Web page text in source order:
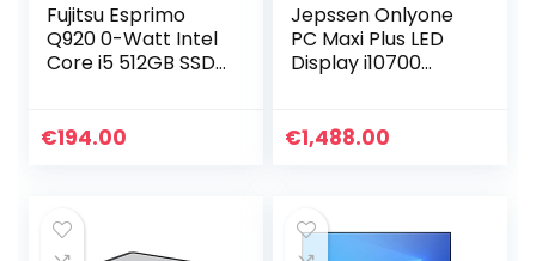
Fujitsu Esprimo
Q920 0-Watt Intel
Core i5 512GB SSD
geheugen Win 10
€194.00
Jepssen Onlyone
PC Maxi Plus LED
Display i10700
PRO
€1,488.00